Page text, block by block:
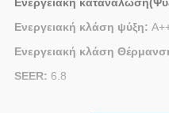
Ενεργειακή κλάση ψύξη:
Ενεργειακή κλάση
SEER: 6.8